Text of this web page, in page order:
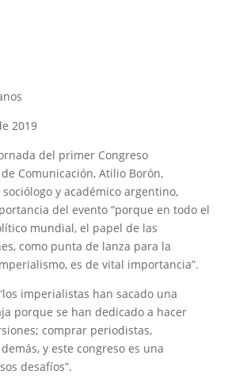
2019
del primer Congreso
Comunicación, Atilio Borón,
y académico argentino,
del evento “porque en todo el
mundial, el papel de las
como punta de lanza para la
es de vital importancia”.
imperialistas han sacado una
porque se han dedicado a hacer
comprar periodistas,
y este congreso es una
desafíos”.